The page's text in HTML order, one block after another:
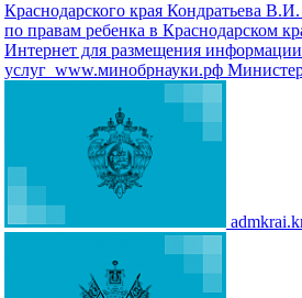
Краснодарского края Кондратьева В.И.
по правам ребенка в Краснодарском
Интернет для размещения информации
услуг www.минобрнауки.рф